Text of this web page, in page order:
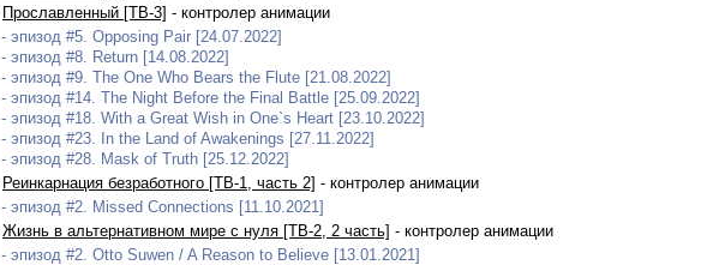
Прославленный [ТВ-3] - контролер анимации
- эпизод #5. Opposing Pair [24.07.2022]
- эпизод #8. Return [14.08.2022]
- эпизод #9. The One Who Bears the Flute [21.08.2022]
- эпизод #14. The Night Before the Final Battle [25.09.2022]
- эпизод #18. With a Great Wish in One`s Heart [23.10.2022]
- эпизод #23. In the Land of Awakenings [27.11.2022]
- эпизод #28. Mask of Truth [25.12.2022]
Реинкарнация безработного [ТВ-1, часть 2] - контролер анимации
- эпизод #2. Missed Connections [11.10.2021]
Жизнь в альтернативном мире с нуля [ТВ-2, 2 часть] - контролер анимации
- эпизод #2. Otto Suwen / A Reason to Believe [13.01.2021]